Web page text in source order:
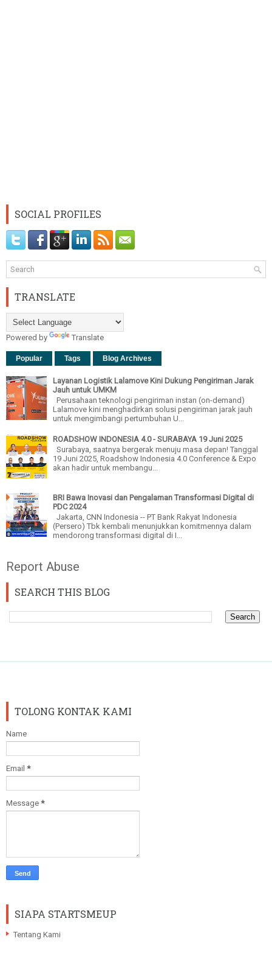
SOCIAL PROFILES
TRANSLATE
Powered by Translate
Popular Tags Blog Archives
Layanan Logistik Lalamove Kini Dukung Pengiriman Jarak
Jauh untuk UMKM
Perusahaan teknologi pengiriman instan (on-demand)
Lalamove kini menghadirkan solusi pengiriman jarak jauh
untuk mengimbangi pertumbuhan U...
ROADSHOW INDONESIA 4.0 - SURABAYA 19 Juni 2025
Surabaya, saatnya bergerak menuju masa depan! Tanggal
19 Juni 2025, Roadshow Indonesia 4.0 Conference & Expo
akan hadir untuk membangu...
BRI Bawa Inovasi dan Pengalaman Transformasi Digital di
PDC 2024
Jakarta, CNN Indonesia -- PT Bank Rakyat Indonesia
(Persero) Tbk kembali menunjukkan komitmennya dalam
mendorong transformasi digital di I...
Report Abuse
SEARCH THIS BLOG
TOLONG KONTAK KAMI
Name
Email *
Message *
SIAPA STARTSMEUP
Tentang Kami